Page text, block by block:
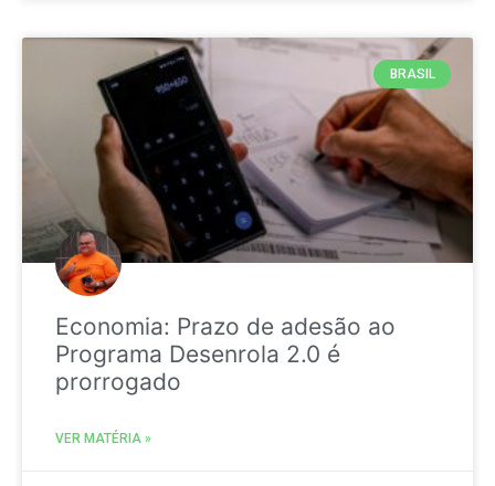
BRASIL
Economia: Prazo de adesão ao
Programa Desenrola 2.0 é
prorrogado
VER MATÉRIA »